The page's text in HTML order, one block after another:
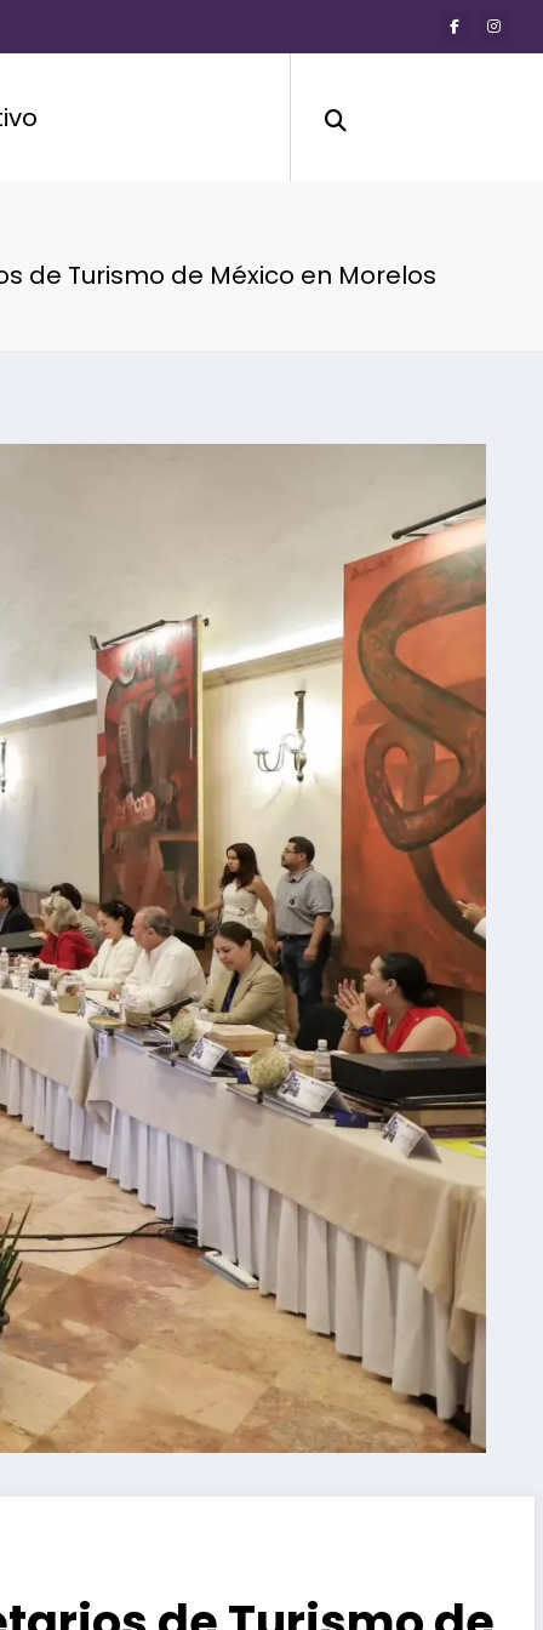
de Turismo de México en Morelos